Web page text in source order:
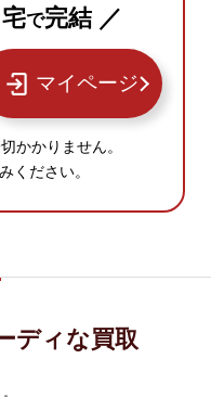
で完結 ／
マイページ
かかりません。
ください。
ディな買取